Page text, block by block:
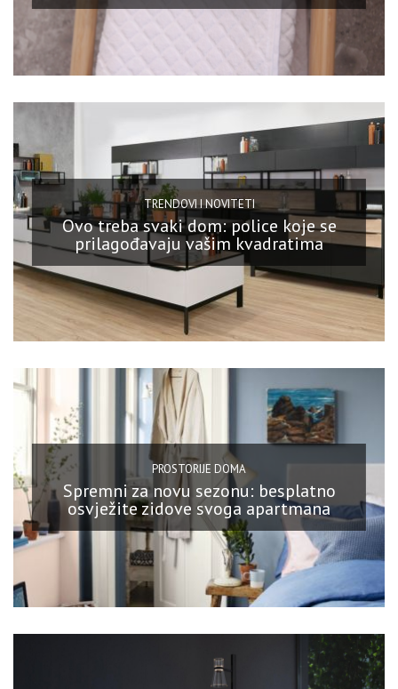
TRENDOVI I NOVITETI
Ovo treba svaki dom: police koje se
prilagođavaju vašim kvadratima
PROSTORIJE DOMA
Spremni za novu sezonu: besplatno
osvježite zidove svoga apartmana